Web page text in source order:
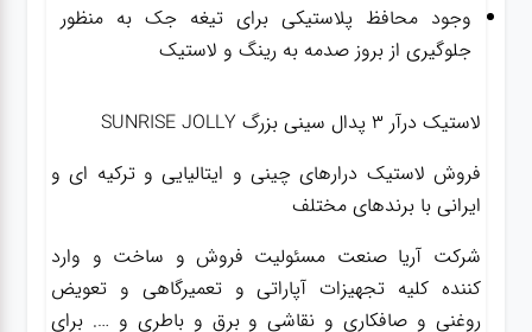
وجود محافظ پلاستیکی برای تیغه جک به منظور
جلوگیری از بروز صدمه به رینگ و لاستیک
لاستیک درآر ۳ پدال سینی بزرگ SUNRISE JOLLY
فروش لاستیک درارهای چینی و ایتالیایی و ترکیه ای و
ایرانی با برندهای مختلف
شرکت آریا صنعت مسئولیت فروش و ساخت و وارد
کننده کلیه تجهیزات آپاراتی و تعمیرگاهی و تعویض
روغنی و صافکاری و نقاشی و برق و باطری و …. برای